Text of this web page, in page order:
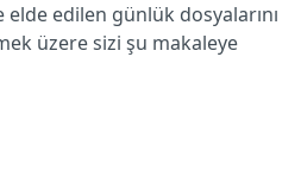
edilen günlük dosyalarını
üzere sizi şu makaleye